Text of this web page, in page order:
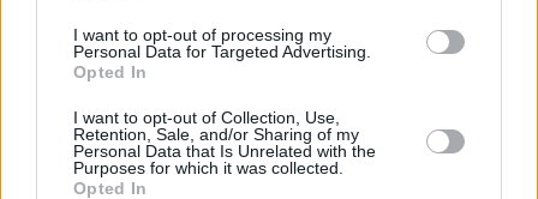
I want to opt-out of processing my
Personal Data for Targeted Advertising.
Opted In
I want to opt-out of Collection, Use,
Retention, Sale, and/or Sharing of my
Personal Data that Is Unrelated with the
Purposes for which it was collected.
Opted In